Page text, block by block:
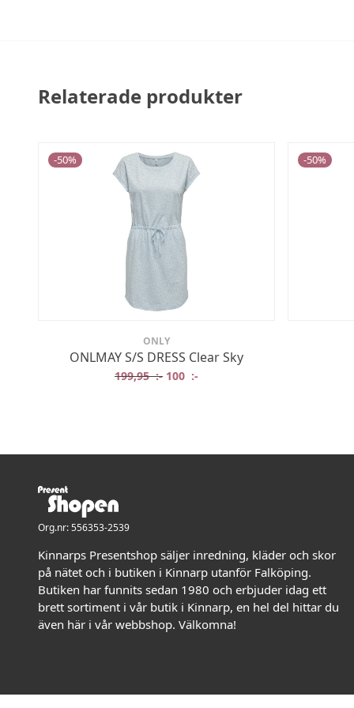
Relaterade produkter
-50%
ONLY
ONLMAY S/S DRESS Clear Sky
199,95:- Det ursprungliga priset var:
100 :-
-50%
Org.nr: 556353-2539
Kinnarps Presentshop säljer inredning, kläder och skor
på nätet och i butiken i Kinnarp utanför Falköping.
Butiken har funnits sedan 1980 och erbjuder idag ett
brett sortiment i vår butik i Kinnarp, en hel del hittar du
även här i vår webbshop. Välkomna!